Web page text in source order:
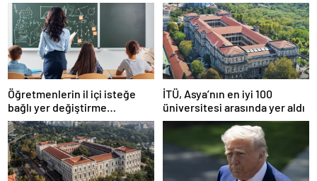
Öğretmenlerin il içi isteğe
bağlı yer değiştirme
başvuruları ne zaman?
İTÜ, Asya’nın en iyi 100
üniversitesi arasında yer aldı